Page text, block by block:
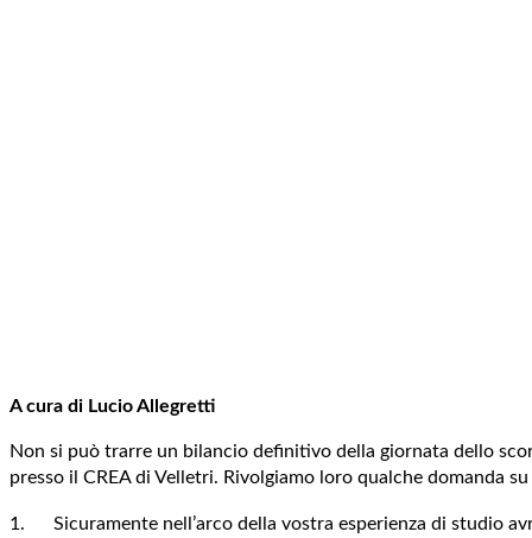
A cura di Lucio Allegretti
Non si può trarre un bilancio definitivo della giornata dello
presso il CREA di Velletri. Rivolgiamo loro qualche domanda
1. Sicuramente nell’arco della vostra esperienza di studio